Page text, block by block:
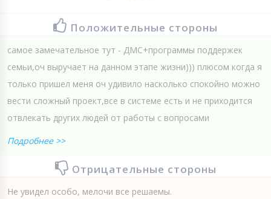
Положительные стороны
самое замечательное тут - ДМС+программы поддержек
семьи,оч выручает на данном этапе жизни))) плюсом когда я
только пришел меня оч удивило насколько спокойно можно
вести сложный проект,все в системе есть и не приходится
отвлекать других людей от работы с вопросами
Подробнее >>
Отрицательные стороны
Не увидел особо, мелочи все решаемы.